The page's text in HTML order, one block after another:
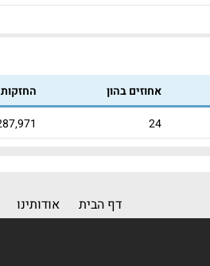
אחוזים בהון
24
דף הבית אודותינו